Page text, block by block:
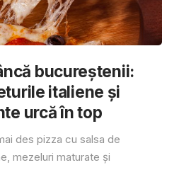
bucureștenii:
italiene și
urcă în top
des pizza cu salsa de
mezeluri maturate și